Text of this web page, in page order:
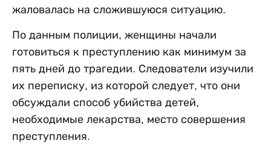
жаловалась на сложившуюся ситуацию.
По данным полиции, женщины начали
готовиться к преступлению как минимум за
пять дней до трагедии. Следователи изучили
их переписку, из которой следует, что они
обсуждали способ убийства детей,
необходимые лекарства, место совершения
преступления.